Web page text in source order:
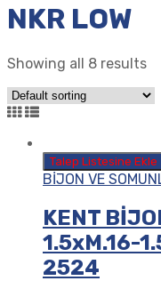
NKR LOW
Showing all 8 results
Talep Listesine Ekle
BİJON VE
KENT
1.5xM.16-
2524